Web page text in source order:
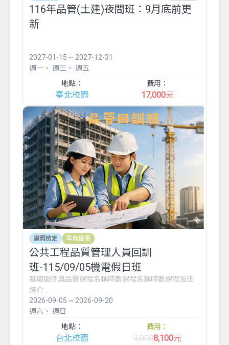
116年品管(土建)夜間班：9月底前更
新
2027-01-15 ~ 2027-12-31
週一
週三
週五
地點：
臺北校園
費用：
17,000元
證照檢定 早鳥優惠
公共工程品質管理人員回訓
班-115/09/05機電假日班
基礎開挖與品管課程名稱時數課程名稱時數課程及班
務介...
2026-09-05 ~ 2026-09-20
週六
週日
地點：
台北校園
費用：
9,0008,100元